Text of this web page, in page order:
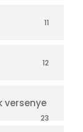
11
12
versenye
23